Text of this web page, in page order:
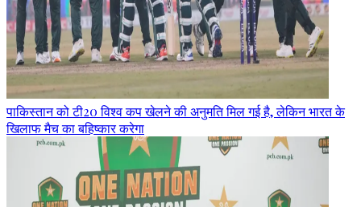
पाकिस्तान को टी20 विश्व कप खेलने की अनुमति मिल गई है, लेकिन भारत के
खिलाफ मैच का बहिष्कार करेगा